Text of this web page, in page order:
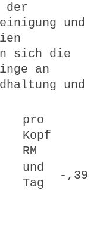
der
und
sich die
an
und
pro
Kopf
RM
und
Tag
-,39